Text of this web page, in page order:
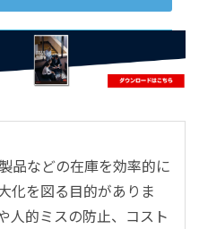
ドコンピューティング
品などの在庫を効率的に
化を図る目的がありま
人的ミスの防止、コスト